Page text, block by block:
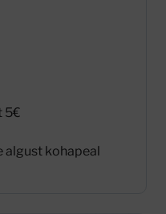
5€
algust kohapeal